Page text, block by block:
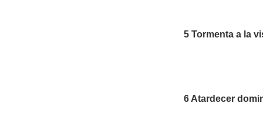
5 Tormenta a la
6 Atardecer